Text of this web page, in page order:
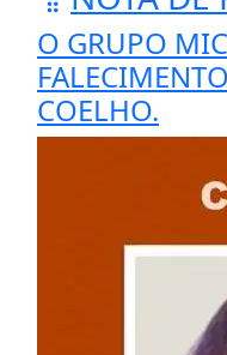
O GRUPO
COELHO.